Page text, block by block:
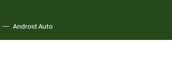
Android Auto